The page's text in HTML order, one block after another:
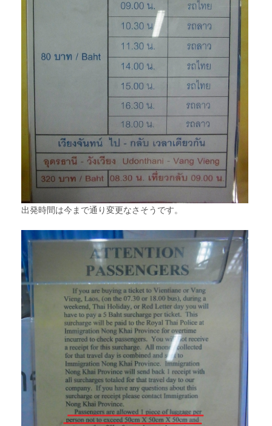
出発時間は今まで通り変更なさそうです。